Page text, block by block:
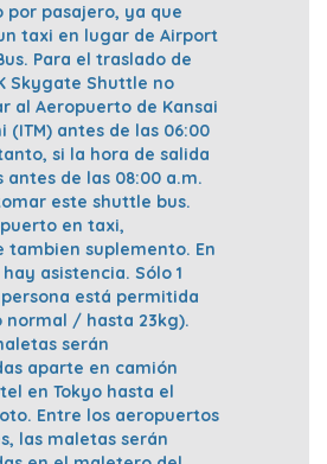
por pasajero, ya que
taxi en lugar de Airport
Para el traslado de
Skygate Shuttle no
al Aeropuerto de Kansai
(ITM) antes de las 06:00
si la hora de salida
antes de las 08:00 a.m.
este shuttle bus.
en taxi,
tambien suplemento. En
asistencia. Sólo 1
está permitida
normal / hasta 23kg).
serán
aparte en camión
en Tokyo hasta el
Entre los aeropuertos
las maletas serán